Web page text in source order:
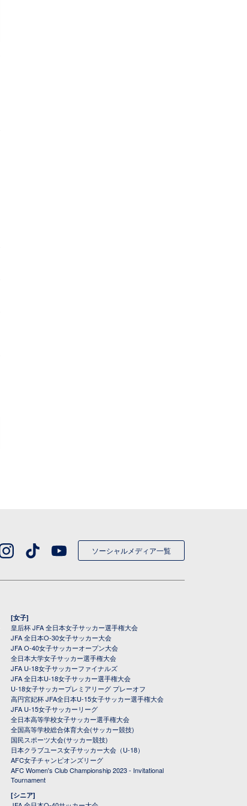
ソーシャルメディア一覧
[女子]
皇后杯 JFA 全日本女子サッカー選手権大会
JFA 全日本O-30女子サッカー大会
JFA O-40女子サッカーオープン大会
全日本大学女子サッカー選手権大会
JFA U-18女子サッカーファイナルズ
JFA 全日本U-18女子サッカー選手権大会
U-18女子サッカープレミアリーグ プレーオフ
高円宮妃杯 JFA全日本U-15女子サッカー選手権大会
JFA U-15女子サッカーリーグ
全日本高等学校女子サッカー選手権大会
全国高等学校総合体育大会(サッカー競技)
国民スポーツ大会(サッカー競技)
日本クラブユース女子サッカー大会（U-18）
AFC女子チャンピオンズリーグ
AFC Women's Club Championship 2023 - Invitational
Tournament
[シニア]